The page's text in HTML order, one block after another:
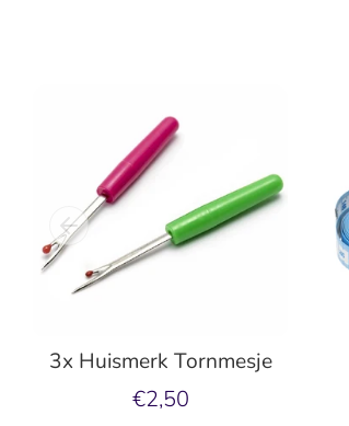
3x Huismerk Tornmesje
€2,50